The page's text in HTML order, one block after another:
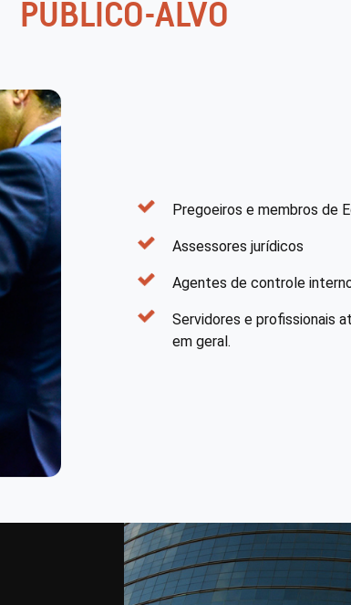
PÚBLICO-ALVO
Pregoeiros e membros de
Assessores jurídicos
Agentes de controle
Servidores e profissionais
em geral.